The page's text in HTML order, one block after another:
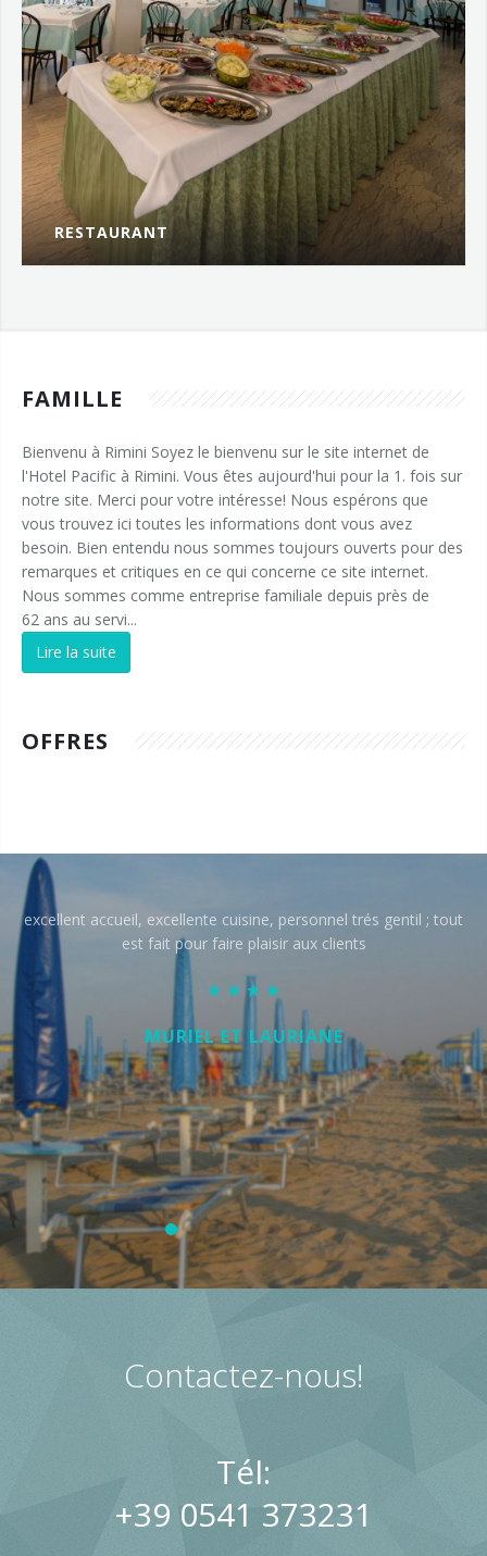
RESTAURANT
La cuisine propose...
FAMILLE
Bienvenu à Rimini Soyez le bienvenu sur le site internet de
l'Hotel Pacific à Rimini. Vous êtes aujourd'hui pour la 1. fois sur
notre site. Merci pour votre intéresse! Nous espérons que
vous trouvez ici toutes les informations dont vous avez
besoin. Bien entendu nous sommes toujours ouverts pour des
remarques et critiques en ce qui concerne ce site internet.
Nous sommes comme entreprise familiale depuis près de
62 ans au servi...
Lire la suite
OFFRES
excellent accueil, excellente cuisine, personnel trés gentil ; tout
est fait pour faire plaisir aux clients
MURIEL ET LAURIANE
Contactez-nous!
Tél:
+39 0541 373231